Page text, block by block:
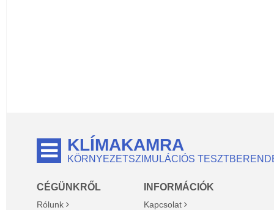
KLÍMAKAMRA
KÖRNYEZETSZIMULÁCIÓS
CÉGÜNKRŐL
Rólunk
INFORMÁCIÓK
Kapcsolat